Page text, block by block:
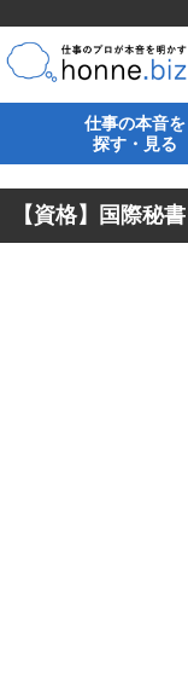
仕事の本音を
探す・見る
【資格】国際秘